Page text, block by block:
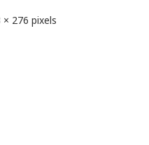
× 276 pixels